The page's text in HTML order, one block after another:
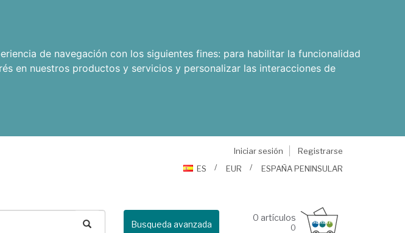
de navegación con los siguientes fines: para habilitar la funcionalidad
en nuestros productos y servicios y personalizar las interacciones de
Iniciar sesión
Registrarse
ES
EUR ESPAÑA PENINSULAR
Busqueda avanzada
0 artículos
0